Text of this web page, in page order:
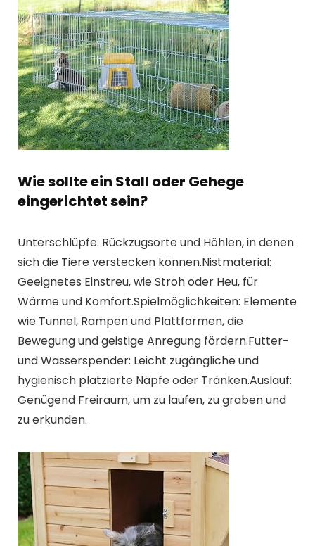
Wie sollte ein Stall oder Gehege
eingerichtet sein?
Unterschlüpfe: Rückzugsorte und Höhlen, in denen
sich die Tiere verstecken können.Nistmaterial:
Geeignetes Einstreu, wie Stroh oder Heu, für
Wärme und Komfort.Spielmöglichkeiten: Elemente
wie Tunnel, Rampen und Plattformen, die
Bewegung und geistige Anregung fördern.Futter-
und Wasserspender: Leicht zugängliche und
hygienisch platzierte Näpfe oder Tränken.Auslauf:
Genügend Freiraum, um zu laufen, zu graben und
zu erkunden.